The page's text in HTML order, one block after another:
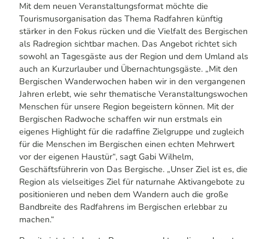
Mit dem neuen Veranstaltungsformat möchte die
Tourismusorganisation das Thema Radfahren künftig
stärker in den Fokus rücken und die Vielfalt des Bergischen
als Radregion sichtbar machen. Das Angebot richtet sich
sowohl an Tagesgäste aus der Region und dem Umland als
auch an Kurzurlauber und Übernachtungsgäste. „Mit den
Bergischen Wanderwochen haben wir in den vergangenen
Jahren erlebt, wie sehr thematische Veranstaltungswochen
Menschen für unsere Region begeistern können. Mit der
Bergischen Radwoche schaffen wir nun erstmals ein
eigenes Highlight für die radaffine Zielgruppe und zugleich
für die Menschen im Bergischen einen echten Mehrwert
vor der eigenen Haustür“, sagt Gabi Wilhelm,
Geschäftsführerin von Das Bergische. „Unser Ziel ist es, die
Region als vielseitiges Ziel für naturnahe Aktivangebote zu
positionieren und neben dem Wandern auch die große
Bandbreite des Radfahrens im Bergischen erlebbar zu
machen.“